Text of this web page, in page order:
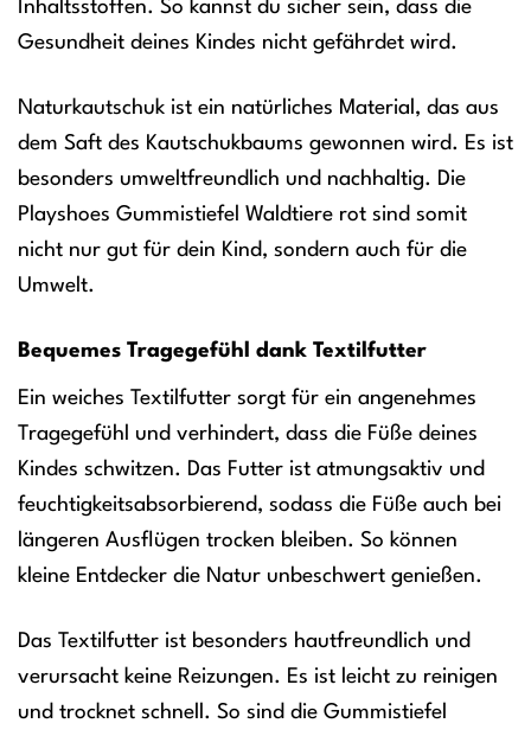
Inhaltsstoffen. So kannst du sicher sein, dass die
Gesundheit deines Kindes nicht gefährdet wird.
Naturkautschuk ist ein natürliches Material, das aus
dem Saft des Kautschukbaums gewonnen wird. Es ist
besonders umweltfreundlich und nachhaltig. Die
Playshoes Gummistiefel Waldtiere rot sind somit
nicht nur gut für dein Kind, sondern auch für die
Umwelt.
Bequemes Tragegefühl dank Textilfutter
Ein weiches Textilfutter sorgt für ein angenehmes
Tragegefühl und verhindert, dass die Füße deines
Kindes schwitzen. Das Futter ist atmungsaktiv und
feuchtigkeitsabsorbierend, sodass die Füße auch bei
längeren Ausflügen trocken bleiben. So können
kleine Entdecker die Natur unbeschwert genießen.
Das Textilfutter ist besonders hautfreundlich und
verursacht keine Reizungen. Es ist leicht zu reinigen
und trocknet schnell. So sind die Gummistiefel